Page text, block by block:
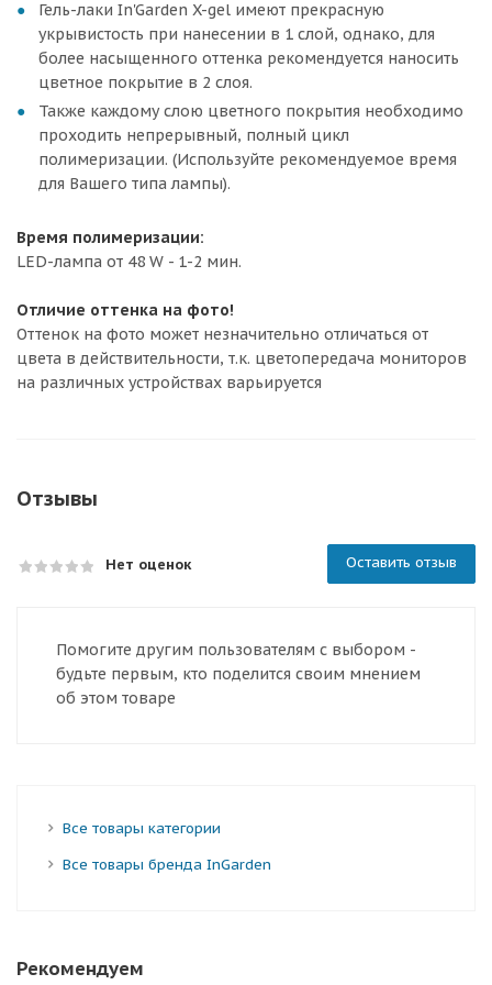
Гель-лаки In'Garden X-gel имеют прекрасную
укрывистость при нанесении в 1 слой, однако, для
более насыщенного оттенка рекомендуется наносить
цветное покрытие в 2 слоя.
Также каждому слою цветного покрытия необходимо
проходить непрерывный, полный цикл
полимеризации. (Используйте рекомендуемое время
для Вашего типа лампы).
Время полимеризации:
LED-лампа от 48 W - 1-2 мин.
Отличие оттенка на фото!
Оттенок на фото может незначительно отличаться от
цвета в действительности, т.к. цветопередача мониторов
на различных устройствах варьируется
Отзывы
Нет оценок Оставить отзыв
Помогите другим пользователям с выбором -
будьте первым, кто поделится своим мнением
об этом товаре
Все товары категории
Все товары бренда InGarden
Рекомендуем